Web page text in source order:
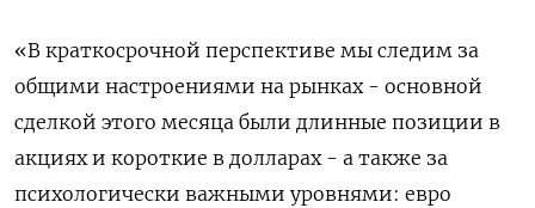
«В краткосрочной перспективе мы следим за
общими настроениями на рынках - основной
сделкой этого месяца были длинные позиции в
акциях и короткие в долларах - а также за
психологически важными уровнями: евро